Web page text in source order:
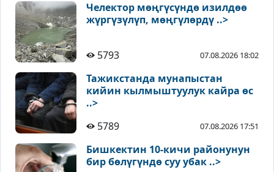
Челектор мөңгүсүндө изилдөө
жүргүзүлүп, мөңгүлөрдү ..>
5793 07.08.2026 18:02
Тажикстанда мунапыстан
кийин кылмыштуулук кайра өс
..>
5789
07.08.2026 17:51
Бишкектин 10-кичи районунун
бир бөлүгүндө суу убак ..>